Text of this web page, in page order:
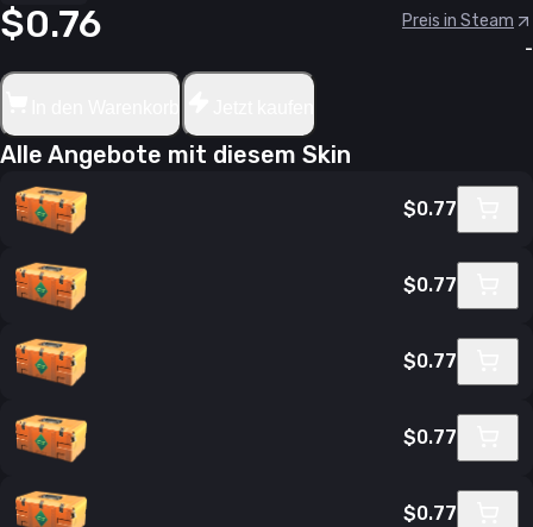
$0.76
Preis in Steam
-
Alle Angebote mit diesem Skin
$0.77
$0.77
$0.77
$0.77
$0.77